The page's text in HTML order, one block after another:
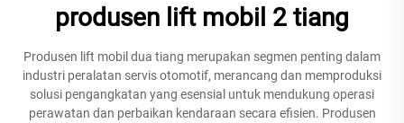
produsen lift mobil 2 tiang
Produsen lift mobil dua tiang merupakan segmen penting dalam
industri peralatan servis otomotif, merancang dan memproduksi
solusi pengangkatan yang esensial untuk mendukung operasi
perawatan dan perbaikan kendaraan secara efisien. Produsen